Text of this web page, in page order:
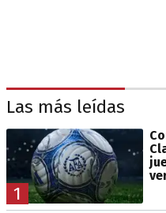
Las más leídas
1